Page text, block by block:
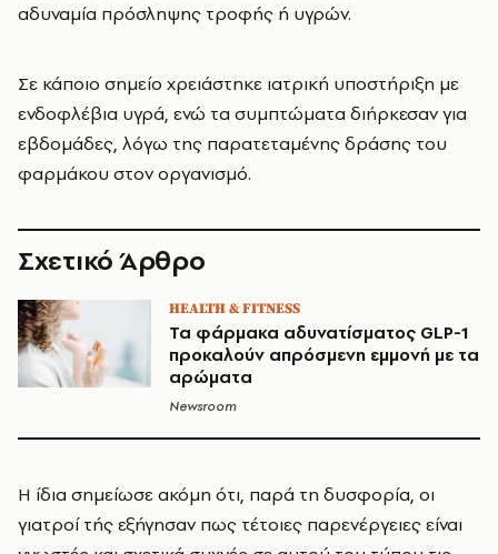
αδυναμία πρόσληψης τροφής ή υγρών.
Σε κάποιο σημείο χρειάστηκε ιατρική υποστήριξη με
ενδοφλέβια υγρά, ενώ τα συμπτώματα διήρκεσαν για
εβδομάδες, λόγω της παρατεταμένης δράσης του
φαρμάκου στον οργανισμό.
Σχετικό Άρθρο
HEALTH & FITNESS
Τα φάρμακα αδυνατίσματος GLP-1
προκαλούν απρόσμενη εμμονή με τα
αρώματα
Newsroom
Η ίδια σημείωσε ακόμη ότι, παρά τη δυσφορία, οι
γιατροί τής εξήγησαν πως τέτοιες παρενέργειες είναι